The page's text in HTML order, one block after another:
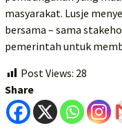
masyarakat. Lusje
bersama – sama
pemerintah untuk
Post Views: 28
Share